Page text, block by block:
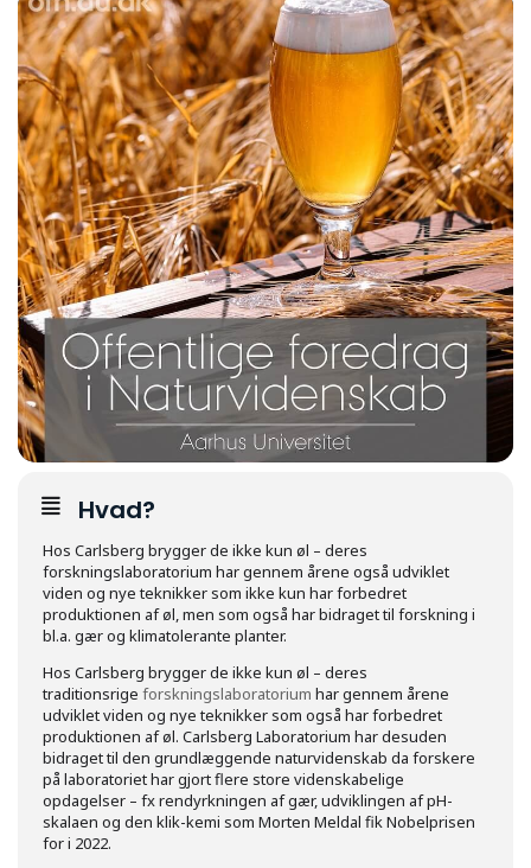
Hvad?
Hos Carlsberg brygger de ikke kun øl – deres
forskningslaboratorium har gennem årene også udviklet
viden og nye teknikker som ikke kun har forbedret
produktionen af øl, men som også har bidraget til forskning i
bl.a. gær og klimatolerante planter.
Hos Carlsberg brygger de ikke kun øl – deres
traditionsrige forskningslaboratorium har gennem årene
udviklet viden og nye teknikker som også har forbedret
produktionen af øl. Carlsberg Laboratorium har desuden
bidraget til den grundlæggende naturvidenskab da forskere
på laboratoriet har gjort flere store videnskabelige
opdagelser – fx rendyrkningen af gær, udviklingen af pH-
skalaen og den klik-kemi som Morten Meldal fik Nobelprisen
for i 2022.